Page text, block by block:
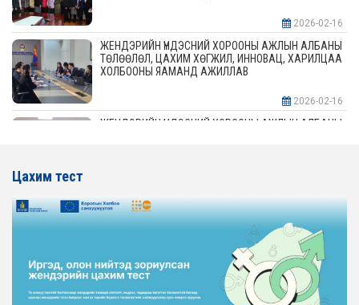
2026-02-16
ЖЕНДЭРИЙН ҮНДЭСНИЙ ХОРООНЫ АЖЛЫН АЛБАНЫ
ТӨЛӨӨЛӨЛ, ЦАХИМ ХӨГЖИЛ, ИННОВАЦ, ХАРИЛЦАА
ХОЛБООНЫ ЯАМАНД АЖИЛЛАВ
2026-02-16
ЖЕНДЭРИЙН ҮНДЭСНИЙ ХОРООНЫ АЖЛЫН АЛБАНЫ
ЖЕНДЭРИЙН ҮНДЭСНИЙ ХОРООНЫ АЖЛЫН АЛБАНЫ
ТӨЛӨӨЛӨЛ ХОТ БАЙГУУЛАЛТ, БАРИЛГА, ОРОН
СУУЦЖУУЛАЛТЫН ЯАМАНД АЖИЛЛАВ
2026-02-16
ЖЕНДЭРИЙН ЭРХ ТЭГШ БАЙДЛЫГ ХАНГАХ ҮЙЛ
АЖИЛЛАГААГ ЭРЧИМЖҮҮЛЭХ САРЫН ХУВААРЬТАЙ
Цахим тест